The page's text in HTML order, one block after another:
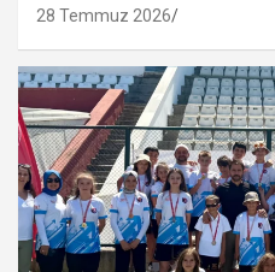
28 Temmuz 2026